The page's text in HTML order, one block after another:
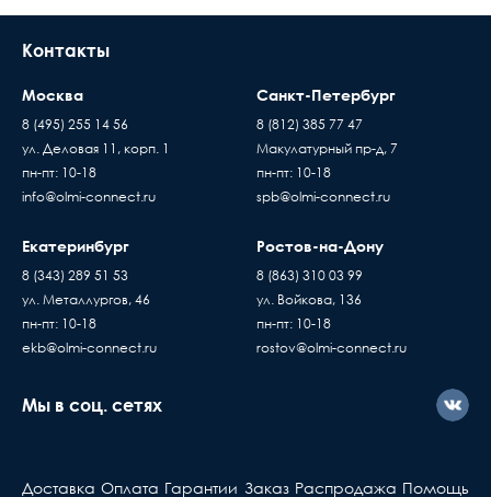
Контакты
Москва
8 (495) 255 14 56
ул. Деловая 11, корп. 1
пн-пт: 10-18
info@olmi-connect.ru
Санкт-Петербург
8 (812) 385 77 47
Макулатурный пр-д, 7
пн-пт: 10-18
spb@olmi-connect.ru
Екатеринбург
8 (343) 289 51 53
ул. Металлургов, 46
пн-пт: 10-18
ekb@olmi-connect.ru
Ростов-на-Дону
8 (863) 310 03 99
ул. Войкова, 136
пн-пт: 10-18
rostov@olmi-connect.ru
Мы в соц. сетях
Доставка Оплата Гарантии Заказ Распродажа Помощь